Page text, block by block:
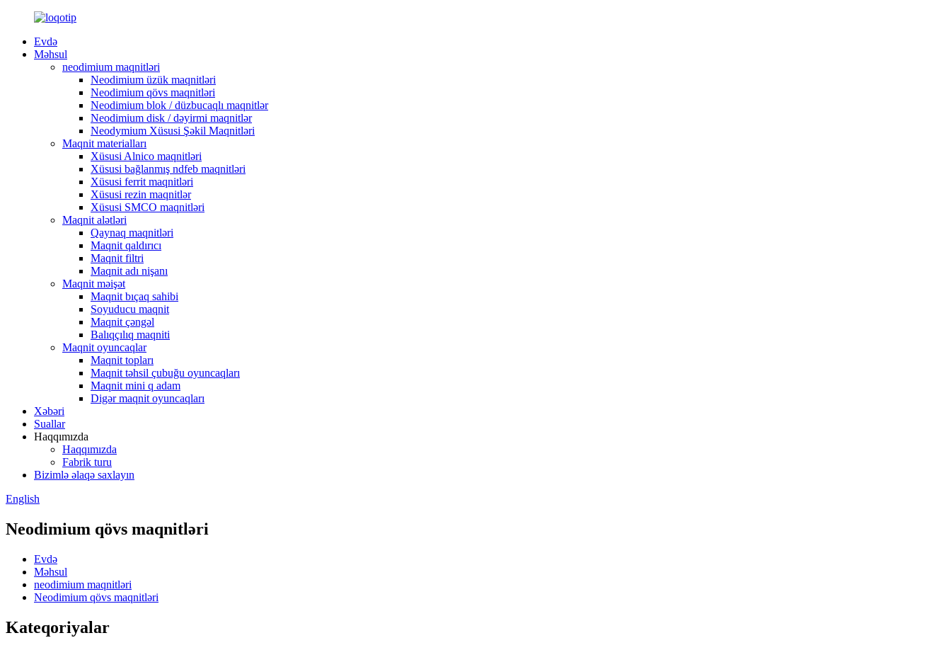
Evdə
Məhsul
neodimium maqnitləri
Neodimium üzük maqnitləri
Neodimium qövs maqnitləri
Neodimium blok / düzbucaqlı maqnitlər
Neodimium disk / dəyirmi maqnitlər
Neodymium Xüsusi Şəkil Maqnitləri
Maqnit materialları
Xüsusi Alnico maqnitləri
Xüsusi bağlanmış ndfeb maqnitləri
Xüsusi ferrit maqnitləri
Xüsusi rezin maqnitlər
Xüsusi SMCO maqnitləri
Maqnit alətləri
Qaynaq maqnitləri
Maqnit qaldırıcı
Maqnit filtri
Maqnit adı nişanı
Maqnit məişət
Maqnit bıçaq sahibi
Soyuducu maqnit
Maqnit çəngəl
Balıqçılıq maqniti
Maqnit oyuncaqlar
Maqnit topları
Maqnit təhsil çubuğu oyuncaqları
Maqnit mini q adam
Digər maqnit oyuncaqları
Xəbəri
Suallar
Haqqımızda
Haqqımızda
Fabrik turu
Bizimlə əlaqə saxlayın
English
Neodimium qövs maqnitləri
Evdə
Məhsul
neodimium maqnitləri
Neodimium qövs maqnitləri
Kateqoriyalar